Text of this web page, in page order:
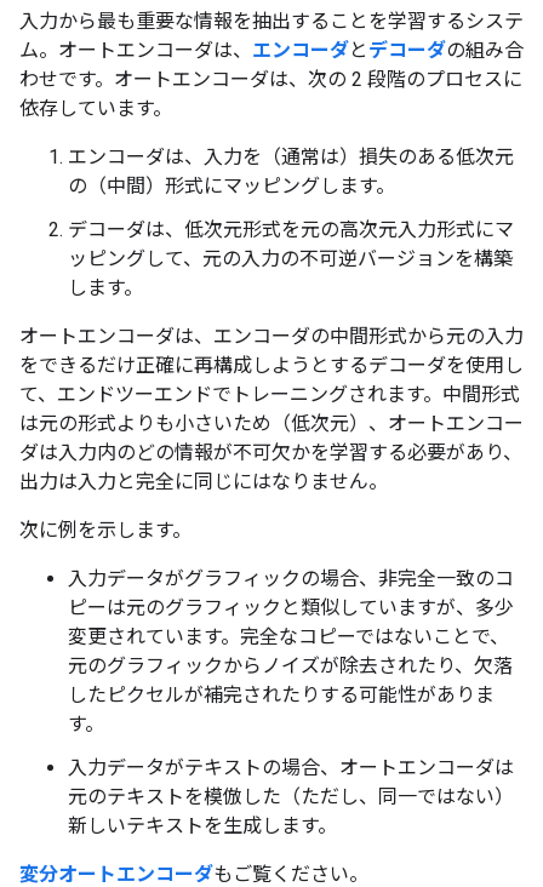
入力から最も重要な情報を抽出することを学習するシステ
ム。オートエンコーダは、 エンコーダと デコーダの組み合
わせです。オートエンコーダは、次の 2 段階のプロセスに
依存しています。
エンコーダは、入力を（通常は）損失のある低次元
の（中間）形式にマッピングします。
デコーダは、低次元形式を元の高次元入力形式にマ
ッピングして、元の入力の不可逆バージョンを構築
します。
オートエンコーダは、エンコーダの中間形式から元の入力
をできるだけ正確に再構成しようとするデコーダを使用し
て、エンドツーエンドでトレーニングされます。中間形式
は元の形式よりも小さいため（低次元）、オートエンコー
ダは入力内のどの情報が不可欠かを学習する必要があり、
出力は入力と完全に同じにはなりません。
次に例を示します。
入力データがグラフィックの場合、非完全一致のコ
ピーは元のグラフィックと類似していますが、多少
変更されています。完全なコピーではないことで、
元のグラフィックからノイズが除去されたり、欠落
したピクセルが補完されたりする可能性がありま
す。
入力データがテキストの場合、オートエンコーダは
元のテキストを模倣した（ただし、同一ではない）
新しいテキストを生成します。
変分オートエンコーダもご覧ください。